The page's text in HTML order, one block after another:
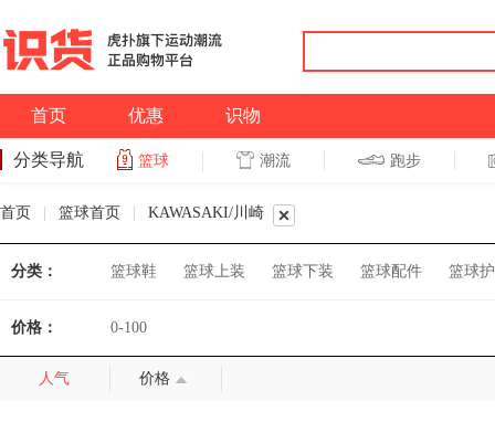
首页 优惠 识物
分类导航 篮球 潮流 跑步
首页 篮球首页 KAWASAKI/川崎
分类： 篮球鞋 篮球上装 篮球下装 篮球配件 篮球
价格： 0-100
人气 价格